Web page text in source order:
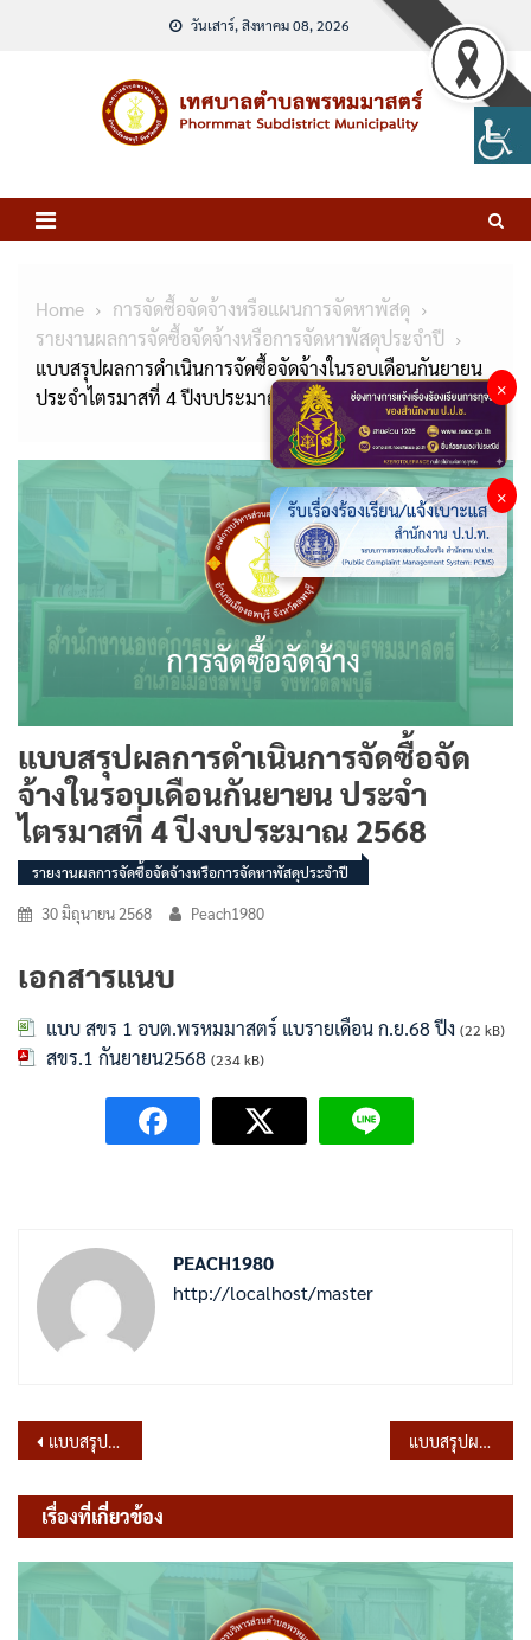
วันเสาร์, สิงหาคม 08, 2026
Home
การจัดซื้อจัดจ้างหรือแผนการจัดหาพัสดุ
รายงานผลการจัดซื้อจัดจ้างหรือการจัดหาพัสดุประจำปี
แบบสรุปผลการดำเนินการจัดซื้อจัดจ้างในรอบเดือนกันยายน
ประจำไตรมาสที่ 4 ปีงบประมาณ 2568
แบบสรุปผลการดำเนินการจัดซื้อจัด
จ้างในรอบเดือนกันยายน ประจำ
ไตรมาสที่ 4 ปีงบประมาณ 2568
รายงานผลการจัดซื้อจัดจ้างหรือการจัดหาพัสดุประจำปี
30 มิถุนายน 2568 Peach1980
เอกสารแนบ
แบบ สขร 1 อบต.พรหมมาสตร์ แบรายเดือน ก.ย.68 ปีง (22 kB)
สขร.1 กันยายน2568 (234 kB)
PEACH1980
http://localhost/master
แนะแนว
เรื่อง
แบบสรุปผลการดำเนินการจัดซื้อจัดจ้างในรอบเดือนมิถุนายน ประจำไตรมาสที่ 3 ปีงบประมาณ 2568 แบบสรุปผลการดำเนินการจัดซื้อจัดจ้างในรอบเดือนเมษายน-มิถุนายน 68 ประจำไตรมาสที่ 3 ปีงบประมาณ 2568
เรื่องที่เกี่ยวข้อง
×
×